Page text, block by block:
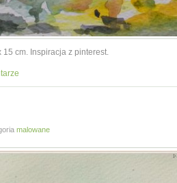
cm. Inspiracja z pinterest.
malowane